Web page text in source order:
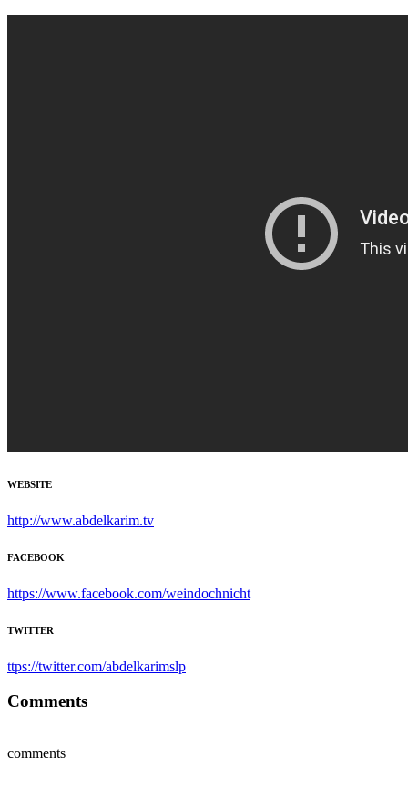
WEBSITE
http://www.abdelkarim.tv
FACEBOOK
https://www.facebook.com/weindochnicht
TWITTER
ttps://twitter.com/abdelkarimslp
Comments
comments